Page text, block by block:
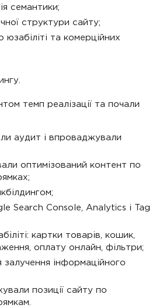
семантики;
структури сайту;
та комерційних
темп реалізації та почали
аудит і впроваджували
оптимізований контент по
Search Console, Analytics і Tag
картки товарів, кошик,
оплату онлайн, фільтри;
інформаційного
позиції сайту по